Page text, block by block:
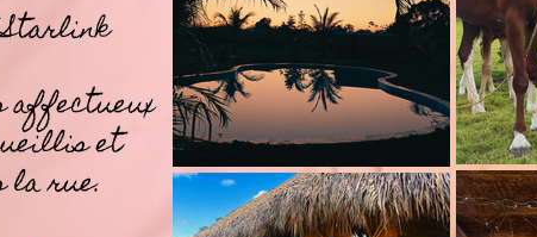
Starlink
affectueux
et
la rue.